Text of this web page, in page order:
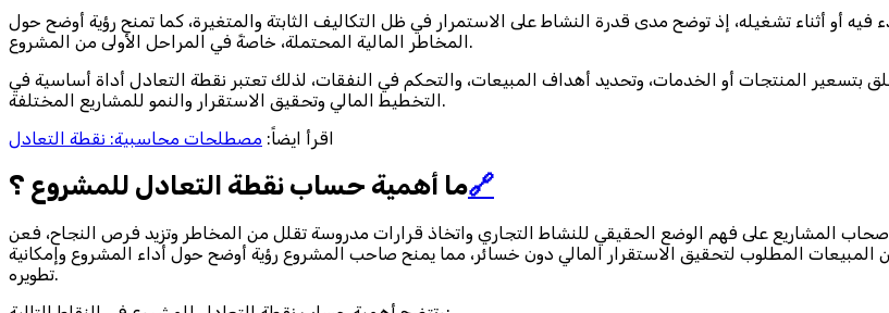
أو أثناء تشغيله، إذ توضح مدى قدرة النشاط على الاستمرار في ظل التكاليف الثابتة والمتغيرة، كما تمنح رؤية أوضح حول
المخاطر المالية المحتملة، خاصةً في المراحل الأولى من المشروع.
المنتجات أو الخدمات، وتحديد أهداف المبيعات، والتحكم في النفقات، لذلك تعتبر نقطة التعادل أداة أساسية في
التخطيط المالي وتحقيق الاستقرار والنمو للمشاريع المختلفة.
اقرأ ايضاً: مصطلحات محاسبية: نقطة التعادل
ما أهمية حساب نقطة التعادل للمشروع ؟🔗
المشاريع على فهم الوضع الحقيقي للنشاط التجاري واتخاذ قرارات مدروسة تقلل من المخاطر وتزيد فرص النجاح، فعن
المطلوب لتحقيق الاستقرار المالي دون خسائر، مما يمنح صاحب المشروع رؤية أوضح حول أداء المشروع وإمكانية
تطويره.